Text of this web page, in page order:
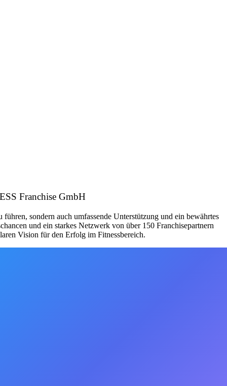
Franchise GmbH
sondern auch umfassende Unterstützung und ein bewährtes
und ein starkes Netzwerk von über 150 Franchisepartnern
Vision für den Erfolg im Fitnessbereich.